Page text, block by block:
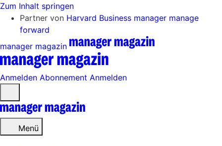
Zum Inhalt springen
Partner von Harvard Business manager manage
forward
manager magazin
Anmelden Abonnement Anmelden
öffnen
Menü